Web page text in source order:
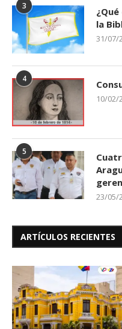
3
la
31/07/
4
10/02/
5
23/05/
ARTÍCULOS RECIENTES